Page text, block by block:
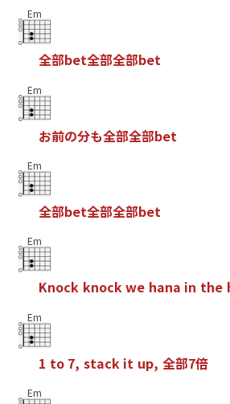
Em
全部bet全部全部bet
Em
お前の分も全部全部bet
Em
全部bet全部全部bet
Em
Knock knockwe hana in the
Em
1 to 7, stack it up, 全部7倍
Em